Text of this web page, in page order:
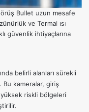
Bullet uzun mesafe
ve Termal ısı
güvenlik ihtiyaçlarına
belirli alanları sürekli
Bu kameralar, giriş
riskli bölgeleri